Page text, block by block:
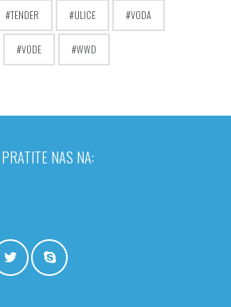
TENDER ULICE VODA
VODE WWD
PRATITE NAS NA: